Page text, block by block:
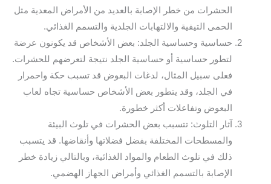
الحشرات من خطر الإصابة بالعديد من الأمراض المعدية مثل
الحمى التيفية والالتهابات الجلدية والتسمم الغذائي.
حساسية وحساسية الجلد: بعض الأشخاص قد يكونون عرضة
لتطور حساسية أو حساسية الجلد نتيجة لتعرضهم للحشرات.
فعلى سبيل المثال، لدغات البعوض قد تسبب حكة واحمرار
في الجلد، وقد يتطور بعض الأشخاص حساسية تجاه لعاب
البعوض وتفاعلات أكثر خطورة.
آثار التلوث: تتسبب بعض الحشرات في تلوث البيئة
والمسطحات المختلفة بفضل فضلاتها وأنقاضها. قد يتسبب
ذلك في تلوث الطعام والمواد الغذائية، وبالتالي زيادة خطر
الإصابة بالتسمم الغذائي وأمراض الجهاز الهضمي.